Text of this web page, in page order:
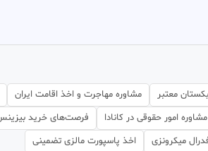
معتبر مشاوره مهاجرت و اخذ اقامت ایران
مشاوره امور حقوقی در کانادا
فرصت‌های خرید
میکرونزی اخذ پاسپورت مالزی تضمینی